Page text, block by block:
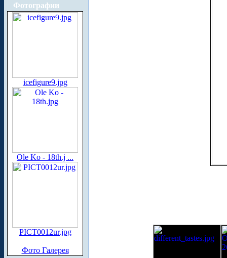
Фотографии
icefigure9.jpg
Ole Ko - 18th.j ...
PICT0012ur.jpg
Фото Галерея